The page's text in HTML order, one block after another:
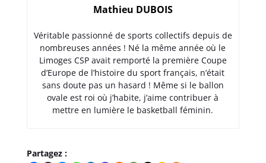
Mathieu DUBOIS
Véritable passionné de sports collectifs depuis de
nombreuses années ! Né la même année où le
Limoges CSP avait remporté la première Coupe
d’Europe de l’histoire du sport français, n’était
sans doute pas un hasard ! Même si le ballon
ovale est roi où j’habite, j’aime contribuer à
mettre en lumière le basketball féminin.
Partagez :